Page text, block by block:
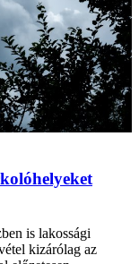
is lakossági
kizárólag az